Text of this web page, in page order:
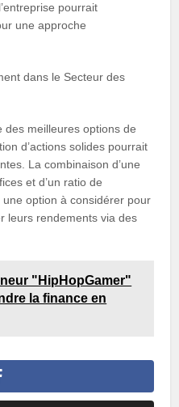
pourrait
une approche
dans le Secteur des
des meilleures options de
d’actions solides pourrait
La combinaison d’une
et d’un ratio de
une option à considérer pour
leurs rendements via des
"HipHopGamer"
la finance en